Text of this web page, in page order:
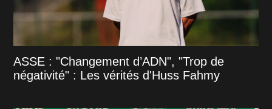
ASSE : "Changement d’ADN", "Trop de
négativité" : Les vérités d'Huss Fahmy